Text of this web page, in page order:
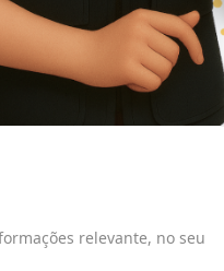
relevante, no seu